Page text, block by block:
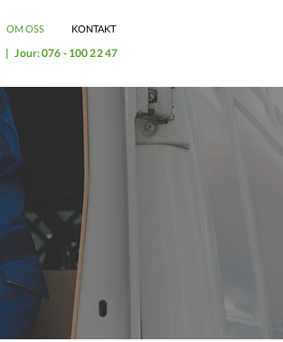
OM OSS KONTAKT
| Jour:076 - 100 22 47